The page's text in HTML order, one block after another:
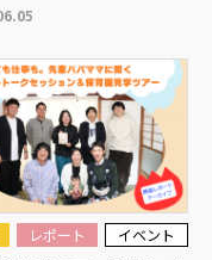
レポート イベント